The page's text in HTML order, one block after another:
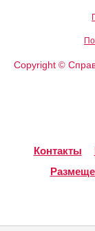
Copyright ©
Контакты